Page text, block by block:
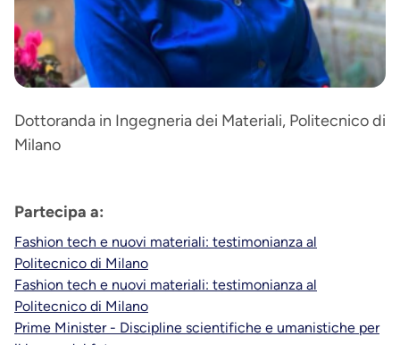
Dottoranda in Ingegneria dei Materiali, Politecnico di
Milano
Partecipa a:
Fashion tech e nuovi materiali: testimonianza al
Politecnico di Milano
Fashion tech e nuovi materiali: testimonianza al
Politecnico di Milano
Prime Minister - Discipline scientifiche e umanistiche per